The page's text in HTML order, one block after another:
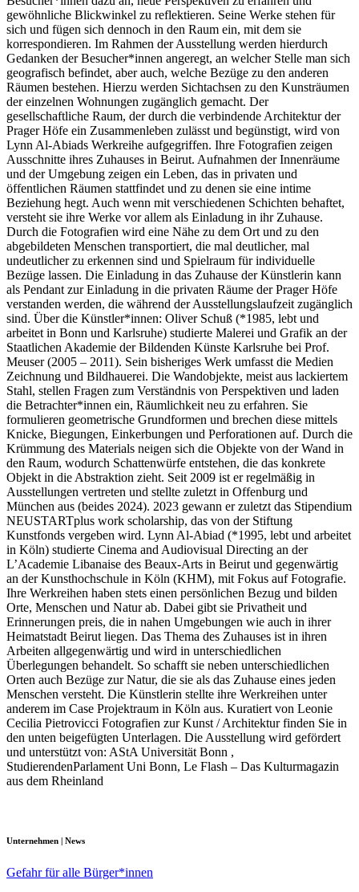
gewöhnliche Blickwinkel zu reflektieren. Seine Werke stehen für
sich und fügen sich dennoch in den Raum ein, mit dem sie
korrespondieren. Im Rahmen der Ausstellung werden hierdurch
Gedanken der Besucher*innen angeregt, an welcher Stelle man sich
geografisch befindet, aber auch, welche Bezüge zu den anderen
Räumen bestehen. Hierzu werden Sichtachsen zu den Kunsträumen
der einzelnen Wohnungen zugänglich gemacht. Der
gesellschaftliche Raum, der durch die verbindende Architektur der
Prager Höfe ein Zusammenleben zulässt und begünstigt, wird von
Lynn Al-Abiads Werkreihe aufgegriffen. Ihre Fotografien zeigen
Ausschnitte ihres Zuhauses in Beirut. Aufnahmen der Innenräume
und der Umgebung zeigen ein Leben, das in privaten und
öffentlichen Räumen stattfindet und zu denen sie eine intime
Beziehung hegt. Auch wenn mit verschiedenen Schichten behaftet,
versteht sie ihre Werke vor allem als Einladung in ihr Zuhause.
Durch die Fotografien wird eine Nähe zu dem Ort und zu den
abgebildeten Menschen transportiert, die mal deutlicher, mal
undeutlicher zu erkennen sind und Spielraum für individuelle
Bezüge lassen. Die Einladung in das Zuhause der Künstlerin kann
als Pendant zur Einladung in die privaten Räume der Prager Höfe
verstanden werden, die während der Ausstellungslaufzeit zugänglich
sind. Über die Künstler*innen: Oliver Schuß (*1985, lebt und
arbeitet in Bonn und Karlsruhe) studierte Malerei und Grafik an der
Staatlichen Akademie der Bildenden Künste Karlsruhe bei Prof.
Meuser (2005 – 2011). Sein bisheriges Werk umfasst die Medien
Zeichnung und Bildhauerei. Die Wandobjekte, meist aus lackiertem
Stahl, stellen Fragen zum Verständnis von Perspektiven und laden
die Betrachter*innen ein, Räumlichkeit neu zu erfahren. Sie
formulieren geometrische Grundformen und brechen diese mittels
Knicke, Biegungen, Einkerbungen und Perforationen auf. Durch die
Krümmung des Materials neigen sich die Objekte von der Wand in
den Raum, wodurch Schattenwürfe entstehen, die das konkrete
Objekt in die Abstraktion zieht. Seit 2009 ist er regelmäßig in
Ausstellungen vertreten und stellte zuletzt in Offenburg und
München aus (beides 2024). 2023 gewann er zuletzt das Stipendium
NEUSTARTplus work scholarship, das von der Stiftung
Kunstfonds vergeben wird. Lynn Al-Abiad (*1995, lebt und arbeitet
in Köln) studierte Cinema and Audiovisual Directing an der
L’Academie Libanaise des Beaux-Arts in Beirut und gegenwärtig
an der Kunsthochschule in Köln (KHM), mit Fokus auf Fotografie.
Ihre Werkreihen haben stets einen persönlichen Bezug und bilden
Orte, Menschen und Natur ab. Dabei gibt sie Privatheit und
Erinnerungen preis, die in nahen Umgebungen wie auch in ihrer
Heimatstadt Beirut liegen. Das Thema des Zuhauses ist in ihren
Arbeiten allgegenwärtig und wird in unterschiedlichen
Überlegungen behandelt. So schafft sie neben unterschiedlichen
Orten auch Bezüge zur Natur, die sie als das Zuhause eines jeden
Menschen versteht. Die Künstlerin stellte ihre Werkreihen unter
anderem im Case Projektraum in Köln aus. Kuratiert von Leonie
Cecilia Pietrovicci Fotografien zur Kunst / Architektur finden Sie in
den unten beigefügten Unterlagen. Die Ausstellung wird gefördert
und unterstützt von: AStA Universität Bonn ,
StudierendenParlament Uni Bonn, Le Flash – Das Kulturmagazin
aus dem Rheinland
Unternehmen | News
Gefahr für alle Bürger*innen